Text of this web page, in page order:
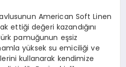
American Soft Linen
ettiği değeri kazandığını
pamuğunun eşsiz
yüksek su emiciliği ve
kullanarak kendimize